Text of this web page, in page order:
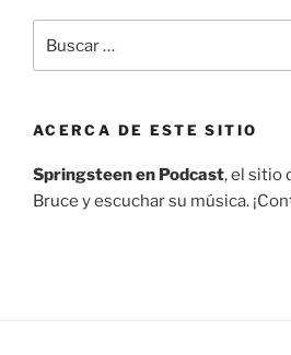
por:
ACERCA DE ESTE SITIO
Springsteen en Podcast, el sitio
Bruce y escuchar su música.